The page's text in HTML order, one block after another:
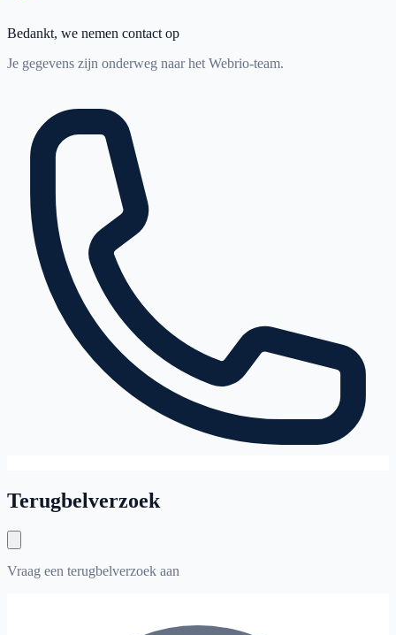
Bedankt, we nemen contact op
Je gegevens zijn onderweg naar het Webrio-team.
Terugbelverzoek
Vraag een terugbelverzoek aan